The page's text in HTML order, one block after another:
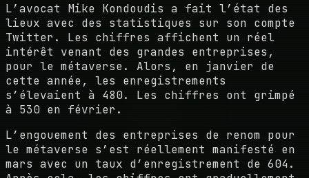
L’avocat Mike Kondoudis a fait l’état des
lieux avec des statistiques sur son compte
Twitter. Les chiffres affichent un réel
intérêt venant des grandes entreprises,
pour le métaverse. Alors, en janvier de
cette année, les enregistrements
s’élevaient à 480. Les chiffres ont grimpé
à 530 en février.
L’engouement des entreprises de renom pour
le métaverse s’est réellement manifesté en
mars avec un taux d’enregistrement de 604.